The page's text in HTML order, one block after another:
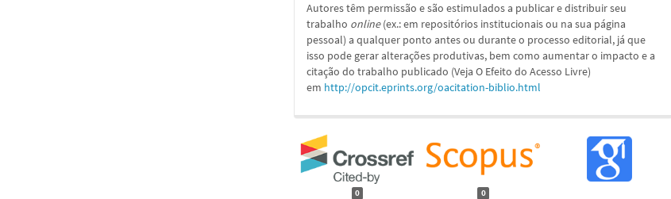
Autores têm permissão e são estimulados a publicar e distribuir seu
trabalho online(ex.: em repositórios institucionais ou na sua página
pessoal) a qualquer ponto antes ou durante o processo editorial, já que
isso pode gerar alterações produtivas, bem como aumentar o impacto e a
citação do trabalho publicado (Veja O Efeito do Acesso Livre)
em http://opcit.eprints.org/oacitation-biblio.html
0 0